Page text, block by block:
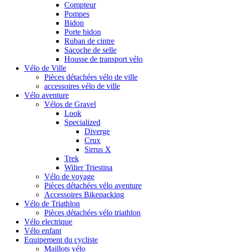
Compteur
Pompes
Bidon
Porte bidon
Ruban de cintre
Sacoche de selle
Housse de transport vélo
Vélo de Ville
Pièces détachées vélo de ville
accessoires vélo de ville
Vélo aventure
Vélos de Gravel
Look
Specialized
Diverge
Crux
Sirrus X
Trek
Wilier Triestina
Vélo de voyage
Pièces détachées vélo aventure
Accessoires Bikepacking
Vélo de Triathlon
Pièces détachées vélo triathlon
Vélo electrique
Vélo enfant
Equipement du cycliste
Maillots vélo